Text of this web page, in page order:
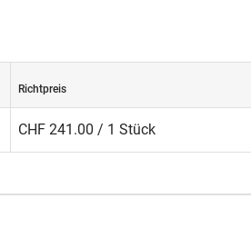
Richtpreis
CHF 241.00 / 1 Stück